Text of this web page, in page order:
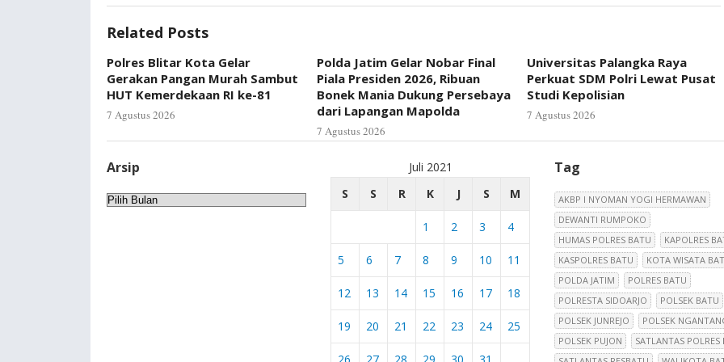
Related Posts
Polres Blitar Kota Gelar
Gerakan Pangan Murah Sambut
HUT Kemerdekaan RI ke-81
7 Agustus 2026
Polda Jatim Gelar Nobar Final
Piala Presiden 2026, Ribuan
Bonek Mania Dukung Persebaya
dari Lapangan Mapolda
7 Agustus 2026
Universitas Palangka Raya
Perkuat SDM Polri Lewat Pusat
Studi Kepolisian
7 Agustus 2026
Arsip
Arsip
Juli 2021
S
S R K J S M
1 2 3 4
5 6 7 8 9 10 11
12 13 14 15 16 17 18
19 20 21 22 23 24 25
Tag
AKBP I NYOMAN YOGI HERMAWAN
DEWANTI RUMPOKO
HUMAS POLRES BATU
KAPOLRES
KASPOLRES BATU
KOTA WISATA
POLDA JATIM
POLRES BATU
POLRESTA SIDOARJO
POLSEK BATU
POLSEK JUNREJO
POLSEK
POLSEK PUJON
SATLANTAS POLRES